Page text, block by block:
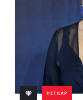
HETILAP